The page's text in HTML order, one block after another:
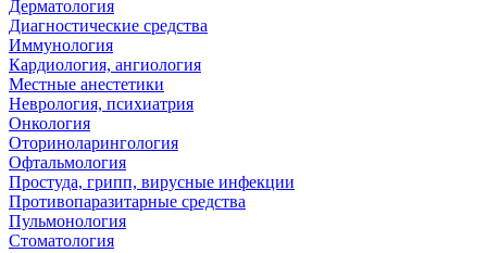
Дерматология
Диагностические средства
Иммунология
Кардиология, ангиология
Местные анестетики
Неврология, психиатрия
Онкология
Оториноларингология
Офтальмология
Простуда, грипп, вирусные инфекции
Противопаразитарные средства
Пульмонология
Стоматология